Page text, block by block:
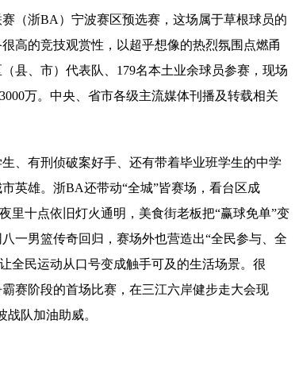
（浙BA）宁波赛区预选赛，这场属于草根球员的
高的竞技观赏性，以超乎想像的热烈氛围点燃甬
县、市）代表队、179名本土业余球员参赛，现场
万。中央、省市各级主流媒体刊播及转载相关
、有刑侦破案好手、还有带着毕业班学生的中学
英雄。浙BA还带动“全城”皆赛场，看台区成
里十点依旧灯火通明，美食街老板把“赢球免单”变
一男篮传奇回归，赛场外也营造出“全民参与、全
全民运动从口号变成触手可及的生活场景。很
赛阶段的首场比赛，在三江六岸健步走大会现
队加油助威。